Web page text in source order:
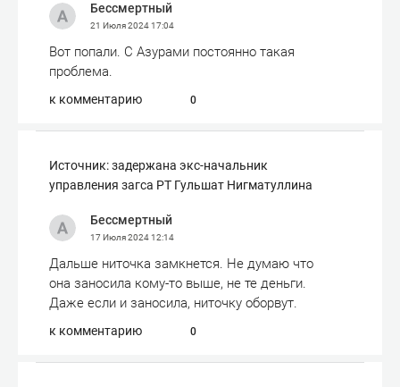
Бессмертный
21 Июля 202417:04
Вот попали. С Азурами постоянно такая
проблема.
к комментарию 0
Источник: задержана экс-начальник
управления загса РТ Гульшат Нигматуллина
Бессмертный
17 Июля 202412:14
Дальше ниточка замкнется. Не думаю что
она заносила кому-то выше, не те деньги.
Даже если и заносила, ниточку оборвут.
к комментарию 0